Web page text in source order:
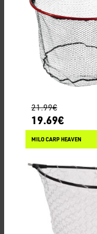
21.99€
19.69€
MILO CARP HEAVEN